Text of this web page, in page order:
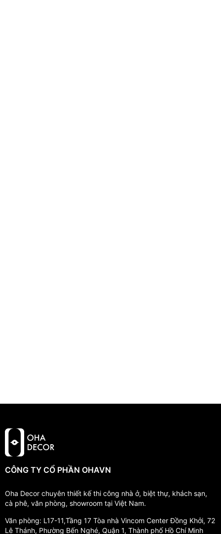
CÔNG TY CỔ PHẦN OHAVN
Oha Decor chuyên thiết kế thi công nhà ở, biệt thự, khách sạn,
cà phê, văn phòng, showroom tại Việt Nam.
Văn phòng: L17-11,Tầng 17 Tòa nhà Vincom Center Đồng Khởi, 72
Lê Thánh, Phường Bến Nghé, Quận 1, Thành phố Hồ Chí Minh